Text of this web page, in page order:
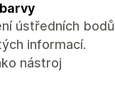
ústředních bodů
informací.
nástroj